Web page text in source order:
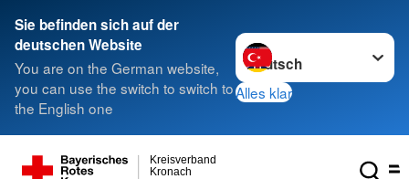
Sie befinden sich auf der
deutschen Website
You are on the German website,
you can use the switch to switch to
the English one
Sprache wechseln zu
Alles klar
Kronach
Kreisverband